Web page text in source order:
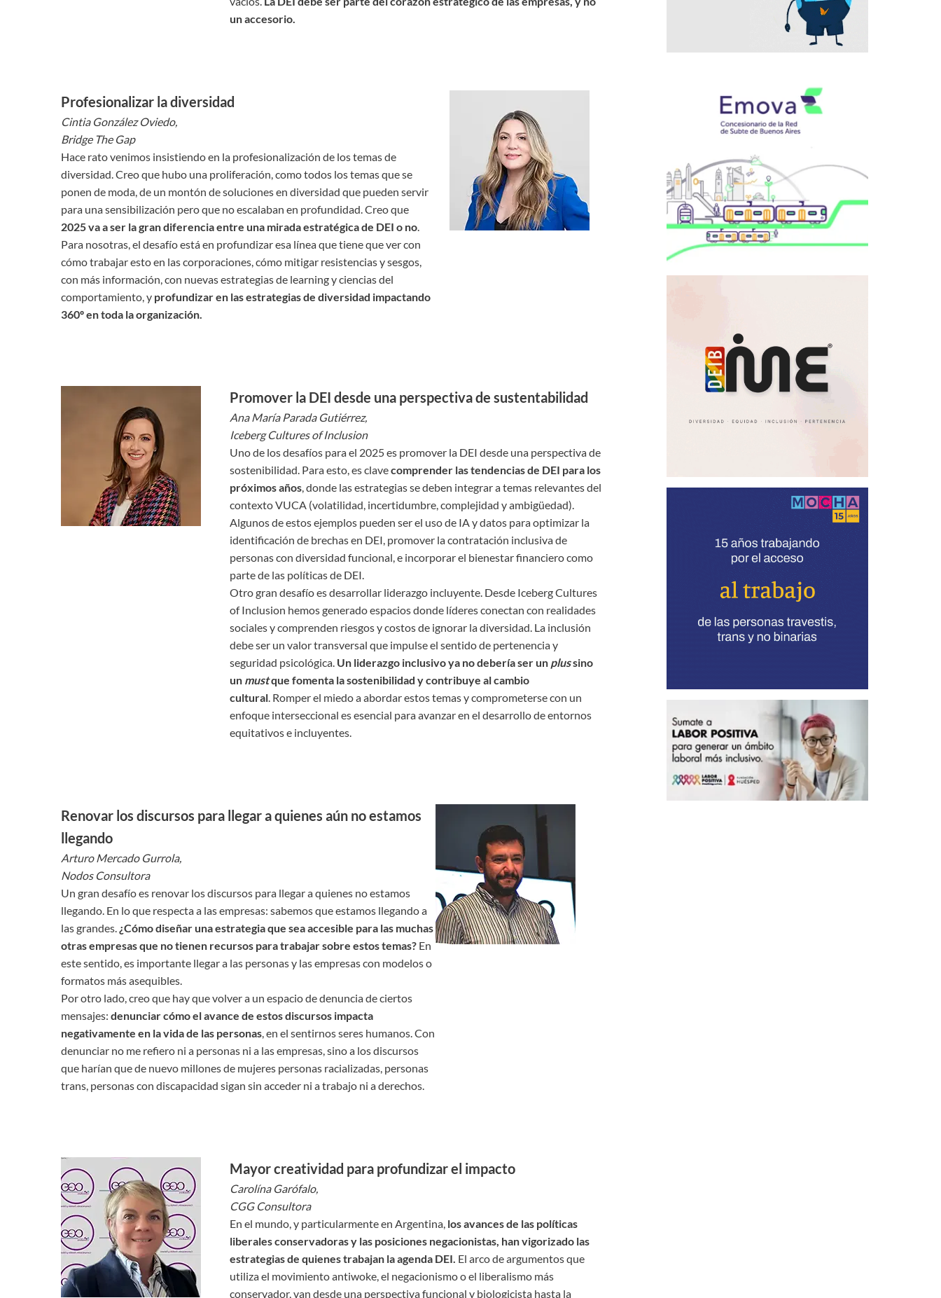
un accesorio.
Profesionalizar la diversidad
Cintia González Oviedo,
Bridge The Gap
Hace rato venimos insistiendo en la profesionalización de los temas de
diversidad. Creo que hubo una proliferación, como todos los temas que se
ponen de moda, de un montón de soluciones en diversidad que pueden servir
para una sensibilización pero que no escalaban en profundidad. Creo que
2025 va a ser la gran diferencia entre una mirada estratégica de DEI o no.
Para nosotras, el desafío está en profundizar esa línea que tiene que ver con
cómo trabajar esto en las corporaciones, cómo mitigar resistencias y sesgos,
con más información, con nuevas estrategias de learning y ciencias del
comportamiento, y profundizar en las estrategias de diversidad impactando
360º en toda la organización.
Promover la DEI desde una perspectiva de sustentabilidad
Ana María Parada Gutiérrez,
Iceberg Cultures of Inclusion
Uno de los desafíos para el 2025 es promover la DEI desde una perspectiva de
sostenibilidad. Para esto, es clavecomprender las tendencias de DEI para los
próximos años, donde las estrategias se deben integrar a temas relevantes del
contexto VUCA (volatilidad, incertidumbre, complejidad y ambigüedad).
Algunos de estos ejemplos pueden ser el uso de IA y datos para optimizar la
identificación de brechas en DEI, promover la contratación inclusiva de
personas con diversidad funcional, e incorporar el bienestar financiero como
parte de las políticas de DEI.
Otro gran desafío es desarrollar liderazgo incluyente. Desde Iceberg Cultures
of Inclusion hemos generado espacios donde líderes conectan con realidades
sociales y comprenden riesgos y costos de ignorar la diversidad. La inclusión
debe ser un valor transversal que impulse el sentido de pertenencia y
seguridad psicológica. Un liderazgo inclusivo ya no debería ser un plussino
un mustque fomenta la sostenibilidad y contribuye al cambio
cultural. Romper el miedo a abordar estos temas y comprometerse con un
enfoque interseccional es esencial para avanzar en el desarrollo de entornos
equitativos e incluyentes.
Renovar los discursos para llegar a quienes aún no estamos
llegando
Arturo Mercado Gurrola,
Nodos Consultora
Un gran desafío es renovar los discursos para llegar a quienes no estamos
llegando. En lo que respecta a las empresas: sabemos que estamos llegando a
las grandes. ¿Cómo diseñar una estrategia que sea accesible para las muchas
otras empresas que no tienen recursos para trabajar sobre estos temas? En
este sentido, es importante llegar a las personas y las empresas con modelos o
formatos más asequibles.
Por otro lado, creo que hay que volver a un espacio de denuncia de ciertos
mensajes: denunciar cómo el avance de estos discursos impacta
negativamente en la vida de las personas, en el sentirnos seres humanos. Con
denunciar no me refiero ni a personas ni a las empresas, sino a los discursos
que harían que de nuevo millones de mujeres personas racializadas, personas
trans, personas con discapacidad sigan sin acceder ni a trabajo ni a derechos.
Mayor creatividad para profundizar el impacto
Carolína Garófalo,
CGG Consultora
En el mundo, y particularmente en Argentina, los avances de las políticas
liberales conservadoras y las posiciones negacionistas, han vigorizado las
estrategias de quienes trabajan la agenda DEI. El arco de argumentos que
utiliza el movimiento antiwoke, el negacionismo o el liberalismo más
conservador, van desde una perspectiva funcional y biologicista hasta la